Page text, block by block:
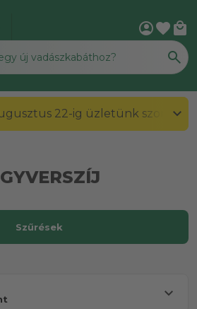
account_circlefavorite local_mall
22-ig üzletünk
Szűrések